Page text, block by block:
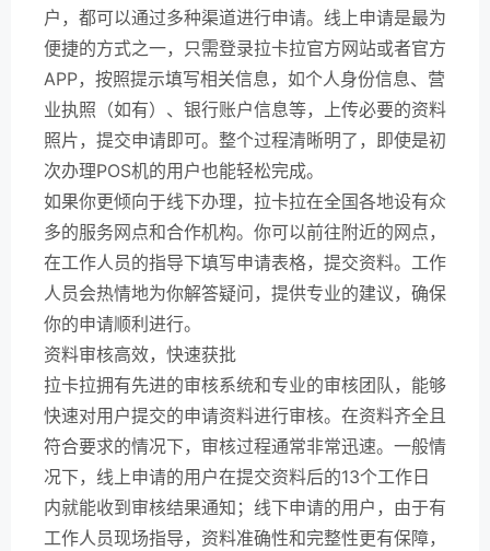
户，都可以通过多种渠道进行申请。线上申请是最为
便捷的方式之一，只需登录拉卡拉官方网站或者官方
APP，按照提示填写相关信息，如个人身份信息、营
业执照（如有）、银行账户信息等，上传必要的资料
照片，提交申请即可。整个过程清晰明了，即使是初
次办理POS机的用户也能轻松完成。
如果你更倾向于线下办理，拉卡拉在全国各地设有众
多的服务网点和合作机构。你可以前往附近的网点，
在工作人员的指导下填写申请表格，提交资料。工作
人员会热情地为你解答疑问，提供专业的建议，确保
你的申请顺利进行。
资料审核高效，快速获批
拉卡拉拥有先进的审核系统和专业的审核团队，能够
快速对用户提交的申请资料进行审核。在资料齐全且
符合要求的情况下，审核过程通常非常迅速。一般情
况下，线上申请的用户在提交资料后的13个工作日
内就能收到审核结果通知；线下申请的用户，由于有
工作人员现场指导，资料准确性和完整性更有保障，